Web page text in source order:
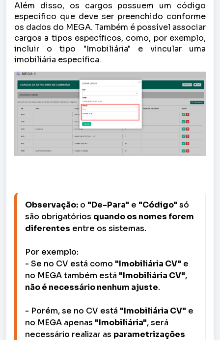
Além disso, os cargos possuem um código
específico que deve ser preenchido conforme
os dados do MEGA. Também é possível associar
cargos a tipos específicos, como, por exemplo,
incluir o tipo "Imobiliária" e vincular uma
imobiliária específica.
Observação: o "De-Para" e "Código" só
são obrigatórios quando os nomes forem
diferentes entre os sistemas.
Por exemplo:
- Se no CV está como "Imobiliária CV" e
no MEGA também está "Imobiliária CV"
não é necessário nenhum ajuste.
- Porém, se no CV está "Imobiliária CV" e
no MEGA apenas "Imobiliária", será
necessário realizar as parametrizações